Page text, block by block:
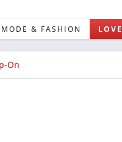
MODE & FASHION
On